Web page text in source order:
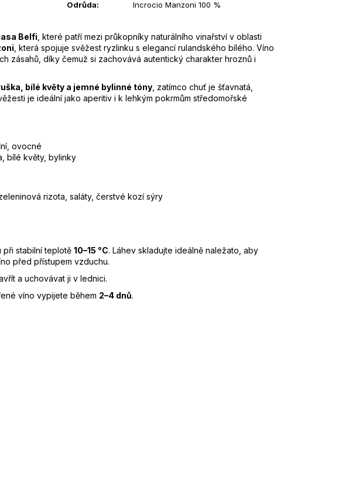
Odrůda: Incrocio Manzoni 100 %
Belfi , které patří mezi průkopníky naturálního vinařství v oblasti
, která spojuje svěžest ryzlinku s elegancí rulandského bílého. Víno
zásahů, díky čemuž si zachovává autentický charakter hroznů i
bílé květy a jemné bylinné tóny , zatímco chuť je šťavnatá,
je ideální jako aperitiv i k lehkým pokrmům středomořské
ovocné
bílé květy, bylinky
rizota, saláty, čerstvé kozí sýry
při stabilní teplotě 10–15 °C. Láhev skladujte ideálně naležato, aby
před přístupem vzduchu.
a uchovávat ji v lednici.
víno vypijete během 2–4 dnů.